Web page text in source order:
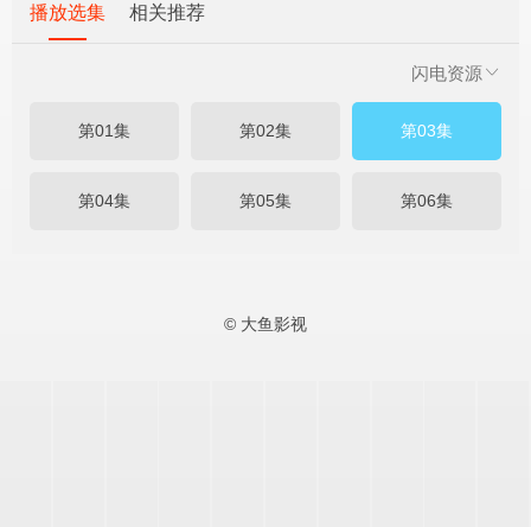
播放选集 相关推荐
闪电资源
第01集 第02集 第03集
第04集 第05集 第06集
© 大鱼影视